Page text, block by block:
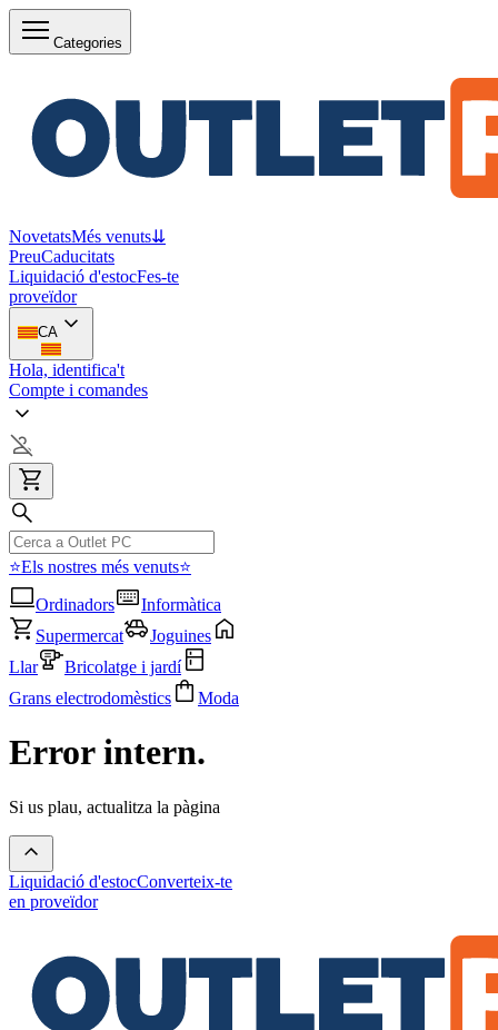
Categories
NovetatsMés venuts⇊
PreuCaducitats
Liquidació d'estocFes-te
proveïdor
CA
Hola, identifica't
Compte i comandes
⭐Els nostres més venuts⭐
Ordinadors
Informàtica
Supermercat
Joguines
Llar
Bricolatge i jardí
Grans electrodomèstics
Moda
Error intern.
Si us plau, actualitza la pàgina
Liquidació d'estocConverteix-te
en proveïdor